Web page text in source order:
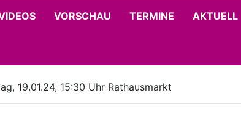
VORSCHAU TERMINE AKTUELL
19.01.24, 15:30 Uhr Rathausmarkt